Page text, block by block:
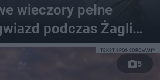
wieczory pełne
podczas Żagli
5
TEKST SPONSOROWANY